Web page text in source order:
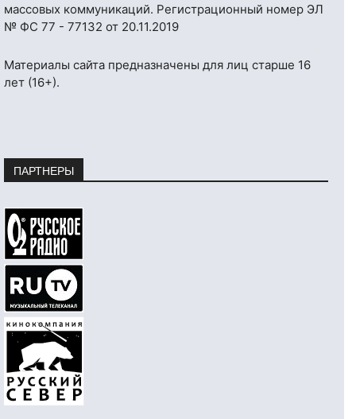
массовых коммуникаций. Регистрационный номер ЭЛ
№ ФС 77 - 77132 от 20.11.2019
Материалы сайта предназначены для лиц старше 16
лет (16+).
ПАРТНЕРЫ